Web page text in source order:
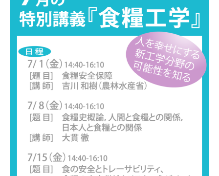
アクセス
キャンパスマップ お問い合わせ English 資料請求